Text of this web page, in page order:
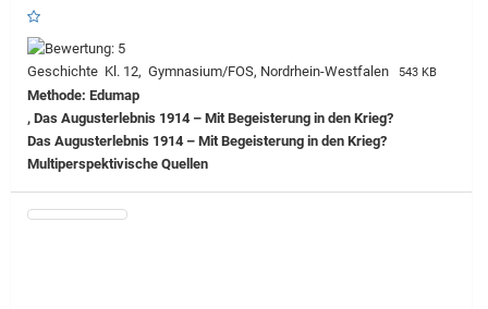
Geschichte Kl. 12, Gymnasium/FOS, Nordrhein-Westfalen 543 KB
Methode: Edumap
, Das Augusterlebnis 1914 – Mit Begeisterung in den Krieg?
Das Augusterlebnis 1914 – Mit Begeisterung in den Krieg?
Multiperspektivische Quellen